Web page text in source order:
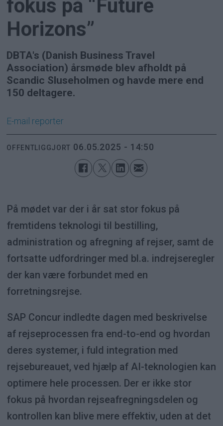
fokus på “Future
Horizons”
DBTA's (Danish Business Travel
Association) årsmøde blev afholdt på
Scandic Sluseholmen og havde mere end
150 deltagere.
E-mail reporter
OFFENTLIGGJORT 06.05.2025 - 14:50
På mødet var der i år sat stor fokus på
fremtidens teknologi til bestilling,
administration og afregning af rejser, samt de
fortsatte udfordringer med bl.a. indrejseregler
der kan være forbundet med en
forretningsrejse.
SAP Concur indledte dagen med beskrivelse
af rejseprocessen fra end-to-end og hvordan
deres systemer, i fuld integration med
rejsebureauet, ved hjælp af AI-teknologien kan
optimere hele processen. Der er ikke stor
fokus på hvordan rejseafregningsdelen og
kontrollen kan blive mere effektiv, uden at det